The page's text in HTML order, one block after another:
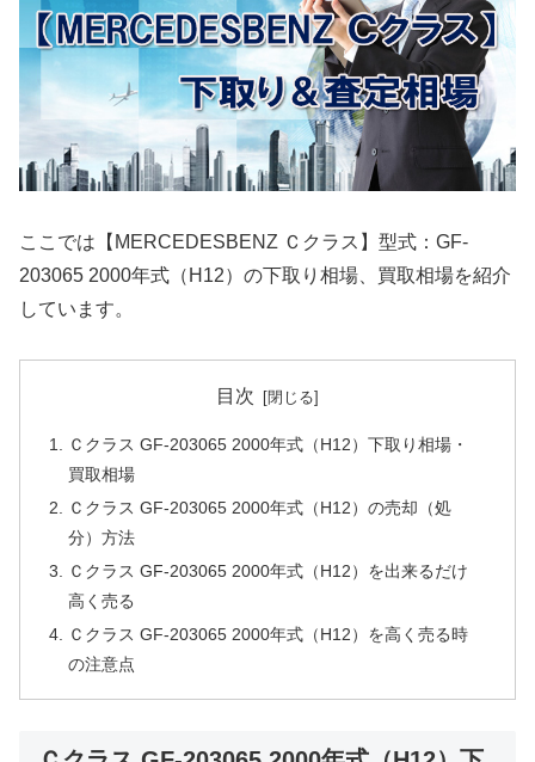
ここでは【MERCEDESBENZ Ｃクラス】型式：GF-
203065 2000年式（H12）の下取り相場、買取相場を紹介
しています。
目次
Ｃクラス GF-203065 2000年式（H12）下取り相場・
買取相場
Ｃクラス GF-203065 2000年式（H12）の売却（処
分）方法
Ｃクラス GF-203065 2000年式（H12）を出来るだけ
高く売る
Ｃクラス GF-203065 2000年式（H12）を高く売る時
の注意点